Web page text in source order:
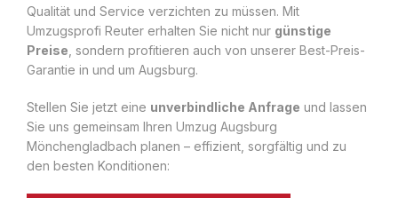
Qualität und Service verzichten zu müssen. Mit
Umzugsprofi Reuter erhalten Sie nicht nur günstige
Preise , sondern profitieren auch von unserer Best-Preis-
Garantie in und um Augsburg.
Stellen Sie jetzt eine unverbindliche Anfrage und lassen
Sie uns gemeinsam Ihren Umzug Augsburg
Mönchengladbach planen – effizient, sorgfältig und zu
den besten Konditionen: